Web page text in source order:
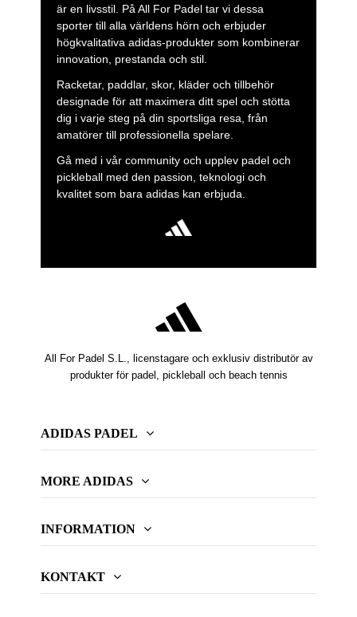
är en livsstil. På All For Padel tar vi dessa
sporter till alla världens hörn och erbjuder
högkvalitativa adidas-produkter som kombinerar
innovation, prestanda och stil.
Racketar, paddlar, skor, kläder och tillbehör
designade för att maximera ditt spel och stötta
dig i varje steg på din sportsliga resa, från
amatörer till professionella spelare.
Gå med i vår community och upplev padel och
pickleball med den passion, teknologi och
kvalitet som bara adidas kan erbjuda.
All For Padel S.L., licenstagare och exklusiv distributör av
produkter för padel, pickleball och beach tennis
ADIDAS PADEL
MORE ADIDAS
INFORMATION
KONTAKT